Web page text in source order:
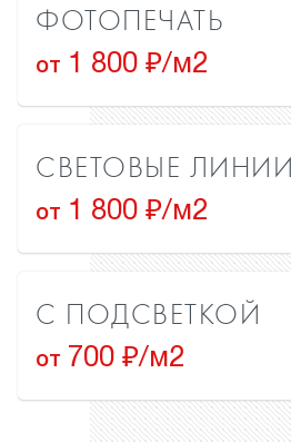
ФОТОПЕЧАТЬ
от 1 800 ₽/м2
СВЕТОВЫЕ ЛИНИИ
от 1 800 ₽/м2
С ПОДСВЕТКОЙ
от 700 ₽/м2